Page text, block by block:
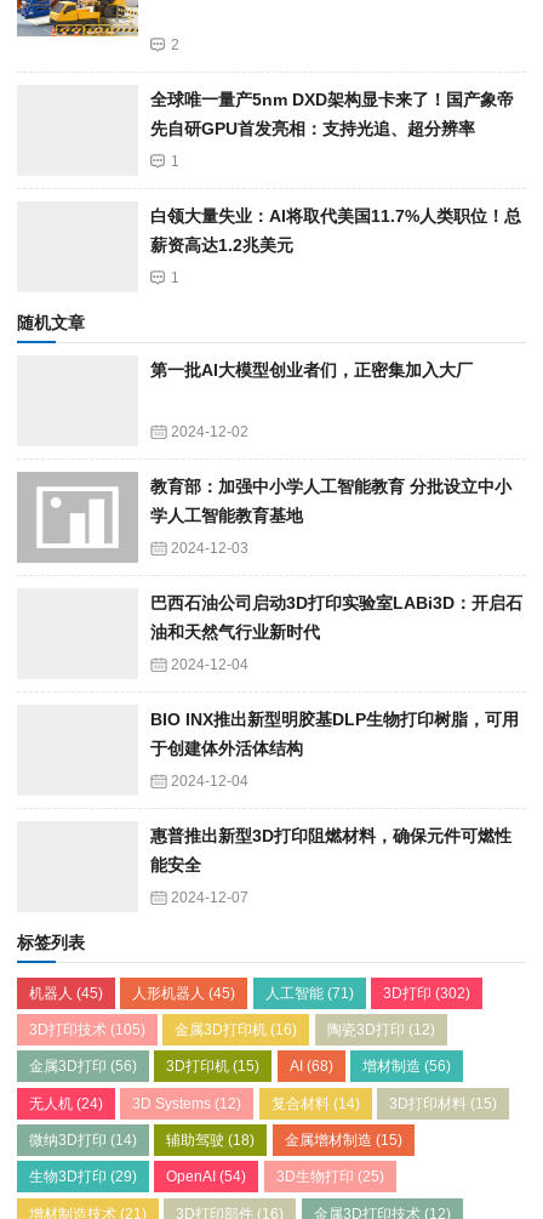
2
全球唯一量产5nm DXD架构显卡来了！国产象帝
先自研GPU首发亮相：支持光追、超分辨率
1
白领大量失业：AI将取代美国11.7%人类职位！总
薪资高达1.2兆美元
1
随机文章
第一批AI大模型创业者们，正密集加入大厂
2024-12-02
教育部：加强中小学人工智能教育 分批设立中小
学人工智能教育基地
2024-12-03
巴西石油公司启动3D打印实验室LABi3D：开启石
油和天然气行业新时代
2024-12-04
BIO INX推出新型明胶基DLP生物打印树脂，可用
于创建体外活体结构
2024-12-04
惠普推出新型3D打印阻燃材料，确保元件可燃性
能安全
2024-12-07
标签列表
机器人 (45) 人形机器人 (45) 人工智能(71) 3D打印 (302)
3D打印技术 (105) 金属3D打印机 (16) 陶瓷3D打印 (12)
金属3D打印 (56) 3D打印机 (15) AI (68) 增材制造 (56)
无人机 (24) 3D Systems (12) 复合材料(14) 3D打印材料 (15)
微纳3D打印 (14) 辅助驾驶 (18) 金属增材制造 (15)
生物3D打印 (29) OpenAI (54) 3D生物打印 (25)
增材制造技术 (21) 3D打印部件 (16) 金属3D打印技术(12)